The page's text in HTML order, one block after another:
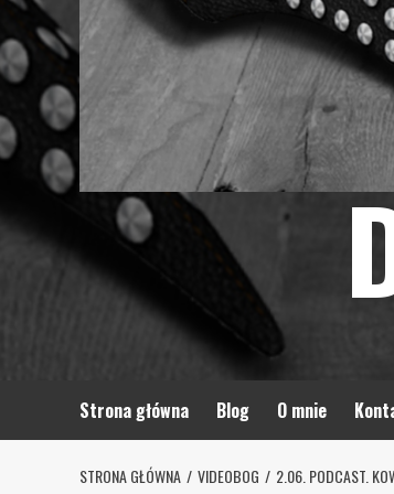
Strona główna Blog O mnie
STRONA GŁÓWNA VIDEOBOG 2.06. PODCAST.